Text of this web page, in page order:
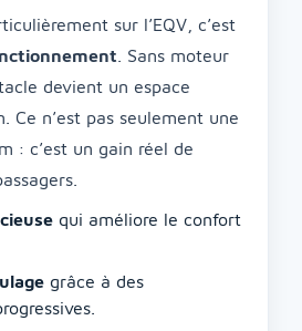
sur l’EQV, c’est
. Sans moteur
devient un espace
Ce n’est pas seulement une
: c’est un gain réel de
qui améliore le confort
grâce à des